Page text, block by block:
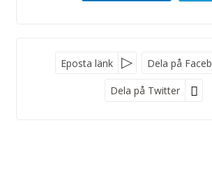
Eposta länk Dela på
Dela på Twitter